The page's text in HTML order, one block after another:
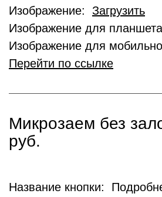
Изображение: Загрузить
Изображение для
Изображение для
Перейти по ссылке
Микрозаем без
руб.
Название кнопки: